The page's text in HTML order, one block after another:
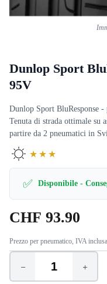
Dunlop Sport
95V
Dunlop Sport BluResponse
Tenuta di strada ottimale su
partire da 2 pneumatici in
★★★
✅ Disponibile -
CHF 93.90
Prezzo per pneumatico, IVA inclusa
Dunlop
Sport